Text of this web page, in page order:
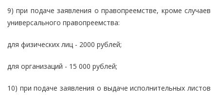
9) при подаче заявления о правопреемстве, кроме случаев
универсального правопреемства:
для физических лиц - 2000 рублей;
для организаций - 15 000 рублей;
10) при подаче заявления о выдаче исполнительных листов